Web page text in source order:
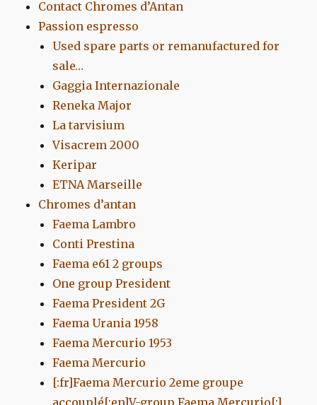
Contact Chromes d’Antan
Passion espresso
Used spare parts or remanufactured for
sale…
Gaggia Internazionale
Reneka Major
La tarvisium
Visacrem 2000
Keripar
ETNA Marseille
Chromes d’antan
Faema Lambro
Conti Prestina
Faema e61 2 groups
One group President
Faema President 2G
Faema Urania 1958
Faema Mercurio 1953
Faema Mercurio
[:fr]Faema Mercurio 2eme groupe